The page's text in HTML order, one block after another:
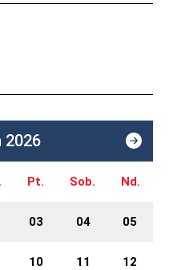
2026
Pt. Sob. Nd.
03 04 05
10 11 12